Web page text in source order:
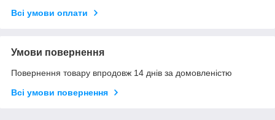
Всі умови оплати
Умови повернення
Повернення товару впродовж 14 днів за домовленістю
Всі умови повернення